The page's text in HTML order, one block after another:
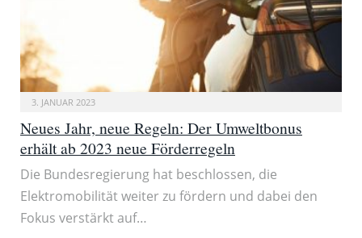
3. JANUAR 2023
Neues Jahr, neue Regeln: Der Umweltbonus
erhält ab 2023 neue Förderregeln
Die Bundesregierung hat beschlossen, die
Elektromobilität weiter zu fördern und dabei den
Fokus verstärkt auf…